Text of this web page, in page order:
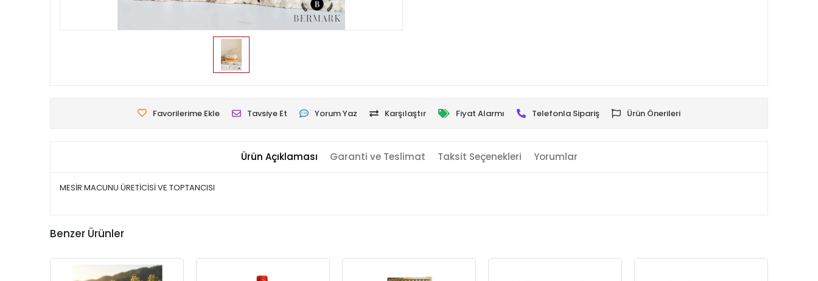
Favorilerime Ekle Tavsiye Et Yorum Yaz Karşılaştır Fiyat Alarmı Telefonla Sipariş Ürün Önerileri
Ürün Açıklaması Garanti ve Teslimat Taksit Seçenekleri Yorumlar
MESİR MACUNU ÜRETİCİSİ VE TOPTANCISI
Benzer Ürünler